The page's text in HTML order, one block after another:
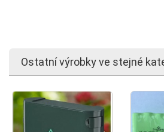
Ostatní výrobky ve stejné